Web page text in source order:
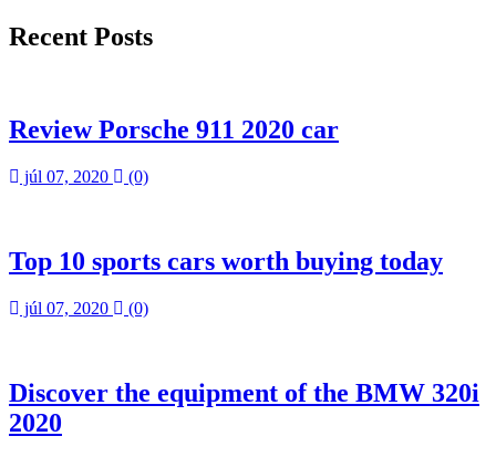
Recent Posts
Review Porsche 911 2020 car
júl 07, 2020 (0)
Top 10 sports cars worth buying today
júl 07, 2020 (0)
Discover the equipment of the BMW 320i
2020